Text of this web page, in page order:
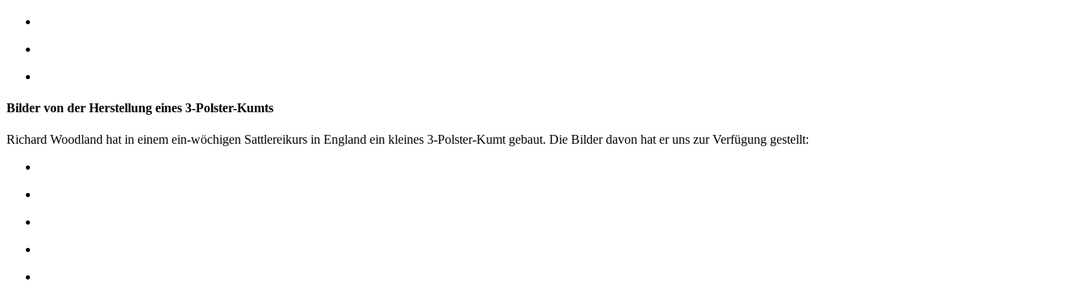
Bilder von der Herstellung eines 3-Polster-Kumts
Richard Woodland hat in einem ein-wöchigen Sattlereikurs in England ein kleines 3-Polster-Kumt gebaut. Die Bilder davon hat er uns zur Verfügung gestellt: